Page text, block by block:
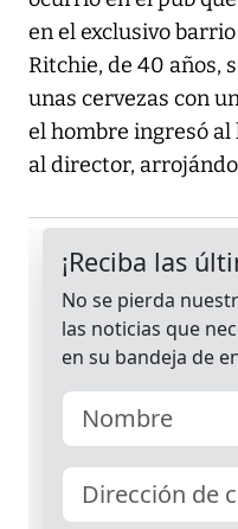
en el exclusivo
Ritchie, de 40 años,
unas cervezas con
el hombre ingresó
al director,